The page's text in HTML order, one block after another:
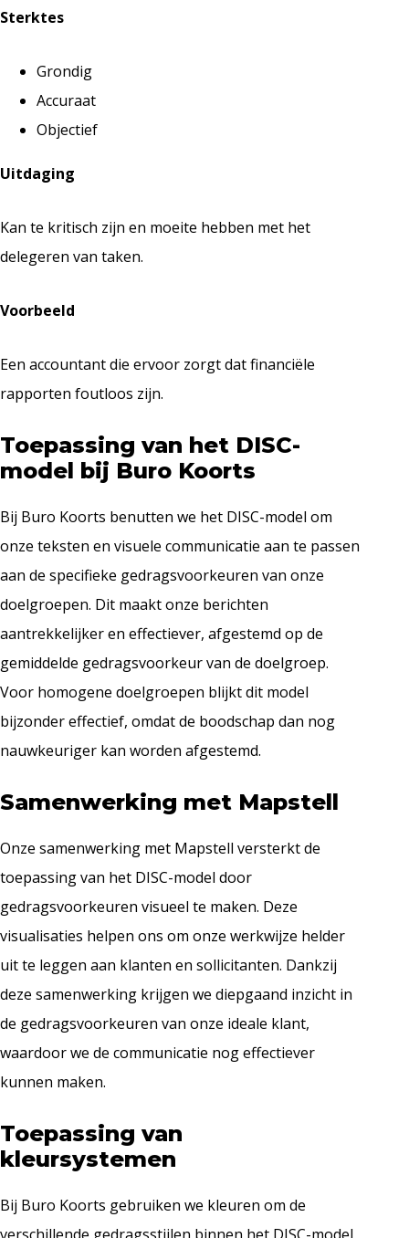
Sterktes
Grondig
Accuraat
Objectief
Uitdaging
Kan te kritisch zijn en moeite hebben met het
delegeren van taken.
Voorbeeld
Een accountant die ervoor zorgt dat financiële
rapporten foutloos zijn.
Toepassing van het DISC-
model bij Buro Koorts
Bij Buro Koorts benutten we het DISC-model om
onze teksten en visuele communicatie aan te passen
aan de specifieke gedragsvoorkeuren van onze
doelgroepen. Dit maakt onze berichten
aantrekkelijker en effectiever, afgestemd op de
gemiddelde gedragsvoorkeur van de doelgroep.
Voor homogene doelgroepen blijkt dit model
bijzonder effectief, omdat de boodschap dan nog
nauwkeuriger kan worden afgestemd.
Samenwerking met Mapstell
Onze samenwerking met Mapstell versterkt de
toepassing van het DISC-model door
gedragsvoorkeuren visueel te maken. Deze
visualisaties helpen ons om onze werkwijze helder
uit te leggen aan klanten en sollicitanten. Dankzij
deze samenwerking krijgen we diepgaand inzicht in
de gedragsvoorkeuren van onze ideale klant,
waardoor we de communicatie nog effectiever
kunnen maken.
Toepassing van
kleursystemen
Bij Buro Koorts gebruiken we kleuren om de
verschillende gedragsstijlen binnen het DISC-model